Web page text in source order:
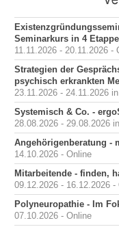
Seminarkurs in 4
11.11.2026 - 20.11.2026 -
Strategien der
psychisch erkrankten
23.11.2026 - 24.11.2026
Systemisch & Co. -
28.08.2026 - 29.08.2026
Angehörigenberatung -
14.10.2026 - Online
Mitarbeitende - finden,
09.12.2026 - 16.12.2026 -
Polyneuropathie - Im
07.10.2026 - Online